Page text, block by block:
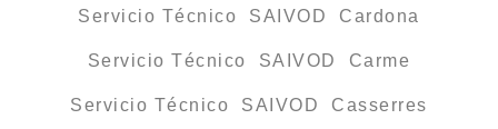
Servicio Técnico SAIVOD Cardona
Servicio Técnico SAIVOD Carme
Servicio Técnico SAIVOD Casserres